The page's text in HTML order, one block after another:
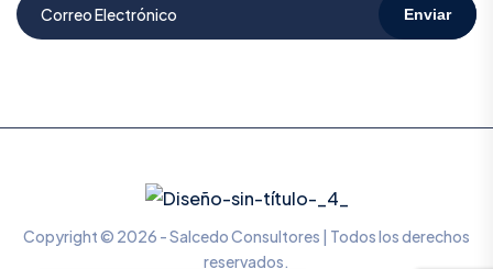
Enviar
Copyright © 2026 - Salcedo Consultores | Todos los derechos
reservados.